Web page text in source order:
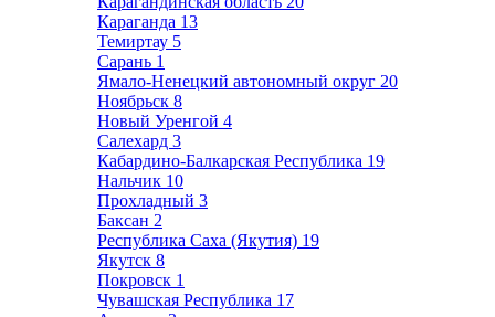
Караганда 13
Темиртау 5
Сарань 1
Ямало-Ненецкий автономный округ 20
Ноябрьск 8
Новый Уренгой 4
Салехард 3
Кабардино-Балкарская Республика 19
Нальчик 10
Прохладный 3
Баксан 2
Республика Саха (Якутия) 19
Якутск 8
Покровск 1
Чувашская Республика 17